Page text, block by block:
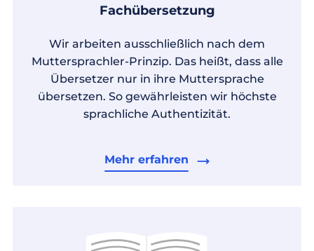
Fachübersetzung
Wir arbeiten ausschließlich nach dem
Muttersprachler-Prinzip. Das heißt, dass alle
Übersetzer nur in ihre Muttersprache
übersetzen. So gewährleisten wir höchste
sprachliche Authentizität.
Mehr erfahren